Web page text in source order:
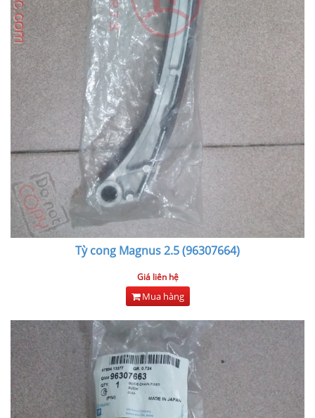
Tỳ cong Magnus 2.5 (96307664)
Giá liên hệ
Mua hàng